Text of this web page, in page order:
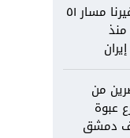
القيادة المركزية الأميركية: غيرنا مسار ٥١
من
عبوة
دمشق